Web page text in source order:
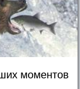
моментов